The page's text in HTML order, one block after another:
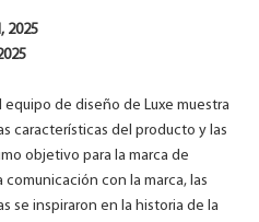
2025
de diseño de Luxe muestra
características del producto y las
objetivo para la marca de
con la marca, las
se inspiraron en la historia de la